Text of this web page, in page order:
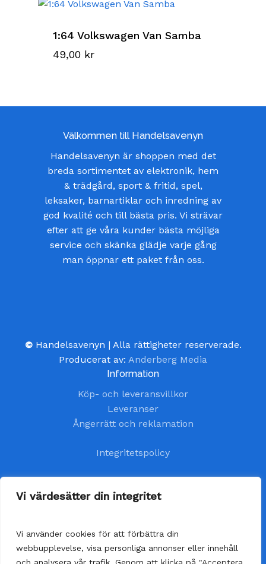
Vi värdesätter din integritet
Vi använder cookies för att förbättra din
webbupplevelse, visa personliga annonser eller innehåll
1:64 Volkswagen Van Samba
49,00 kr
Välkommen till Handelsavenyn
Handelsavenyn är shoppen med det
breda sortimentet av elektronik, hem
& trädgård, sport & fritid, spel,
leksaker, barnartiklar och inredning av
god kvalité och till bästa pris. Vi strävar
efter att ge våra kunder bästa möjliga
service och skänka glädje varje gång
man öppnar ett paket från oss.
© Handelsavenyn | Alla rättigheter reserverade.
Producerat av: Anderberg Media
Information
Köp- och leveransvillkor
Leveranser
Ångerrätt och reklamation
Integritetspolicy
Kundtjänst
Vår kundtjänst har öppet alla helgfria vardagar.
Vi besvarar dina frågor så fort som möjligt,